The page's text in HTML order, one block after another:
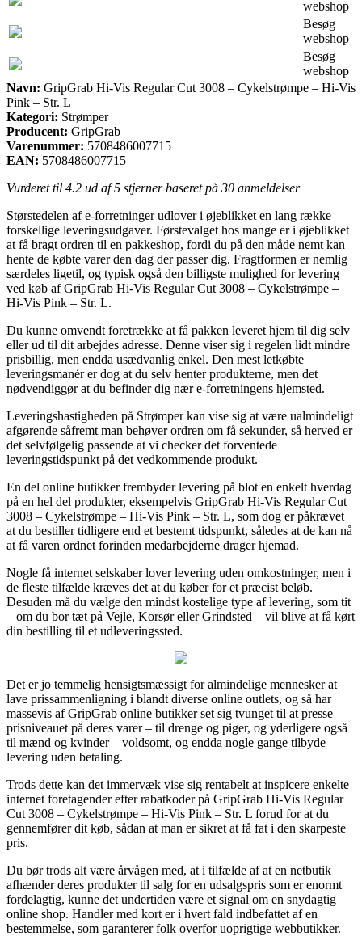
webshop
Besøg
webshop
Besøg
webshop
Navn: GripGrab Hi-Vis Regular Cut 3008 – Cykelstrømpe – Hi-Vis
Pink – Str. L
Kategori: Strømper
Producent: GripGrab
Varenummer: 5708486007715
EAN: 5708486007715
Vurderet til 4.2 ud af 5 stjerner baseret på 30 anmeldelser
Størstedelen af e-forretninger udlover i øjeblikket en lang række
forskellige leveringsudgaver. Førstevalget hos mange er i øjeblikket
at få bragt ordren til en pakkeshop, fordi du på den måde nemt kan
hente de købte varer den dag der passer dig. Fragtformen er nemlig
særdeles ligetil, og typisk også den billigste mulighed for levering
ved køb af GripGrab Hi-Vis Regular Cut 3008 – Cykelstrømpe –
Hi-Vis Pink – Str. L.
Du kunne omvendt foretrække at få pakken leveret hjem til dig selv
eller ud til dit arbejdes adresse. Denne viser sig i regelen lidt mindre
prisbillig, men endda usædvanlig enkel. Den mest letkøbte
leveringsmanér er dog at du selv henter produkterne, men det
nødvendiggør at du befinder dig nær e-forretningens hjemsted.
Leveringshastigheden på Strømper kan vise sig at være ualmindeligt
afgørende såfremt man behøver ordren om få sekunder, så herved er
det selvfølgelig passende at vi checker det forventede
leveringstidspunkt på det vedkommende produkt.
En del online butikker frembyder levering på blot en enkelt hverdag
på en hel del produkter, eksempelvis GripGrab Hi-Vis Regular Cut
3008 – Cykelstrømpe – Hi-Vis Pink – Str. L, som dog er påkrævet
at du bestiller tidligere end et bestemt tidspunkt, således at de kan nå
at få varen ordnet forinden medarbejderne drager hjemad.
Nogle få internet selskaber lover levering uden omkostninger, men i
de fleste tilfælde kræves det at du køber for et præcist beløb.
Desuden må du vælge den mindst kostelige type af levering, som tit
– om du bor tæt på Vejle, Korsør eller Grindsted – vil blive at få kørt
din bestilling til et udleveringssted.
Det er jo temmelig hensigtsmæssigt for almindelige mennesker at
lave prissammenligning i blandt diverse online outlets, og så har
massevis af GripGrab online butikker set sig tvunget til at presse
prisniveauet på deres varer – til drenge og piger, og yderligere også
til mænd og kvinder – voldsomt, og endda nogle gange tilbyde
levering uden betaling.
Trods dette kan det immervæk vise sig rentabelt at inspicere enkelte
internet foretagender efter rabatkoder på GripGrab Hi-Vis Regular
Cut 3008 – Cykelstrømpe – Hi-Vis Pink – Str. L forud for at du
gennemfører dit køb, sådan at man er sikret at få fat i den skarpeste
pris.
Du bør trods alt være årvågen med, at i tilfælde af at en netbutik
afhænder deres produkter til salg for en udsalgspris som er enormt
fordelagtig, kunne det undertiden være et signal om en snydagtig
online shop. Handler med kort er i hvert fald indbefattet af en
bestemmelse, som garanterer folk overfor uoprigtige webbutikker.